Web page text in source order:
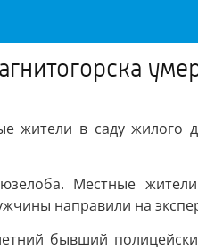
жители в саду жилого
Местные
направили на
бывший